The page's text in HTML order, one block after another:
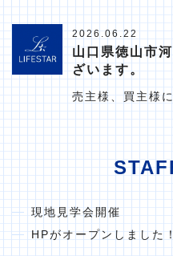
2026.06.22
山口県徳山市
ざいます。
売主様、買主様
現地見学会開催
HPがオープンしました！